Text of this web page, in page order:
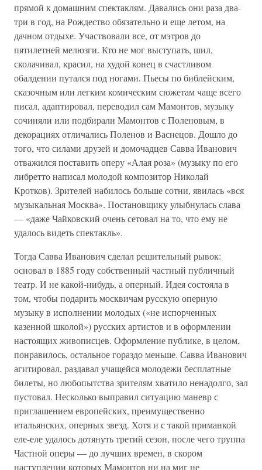
прямой к домашним спектаклям. Давались они раза два-
три в год, на Рождество обязательно и еще летом, на
дачном отдыхе. Участвовали все, от мэтров до
пятилетней мелюзги. Кто не мог выступать, шил,
сколачивал, красил, на худой конец в счастливом
обалдении путался под ногами. Пьесы по библейским,
сказочным или легким комическим сюжетам чаще всего
писал, адаптировал, переводил сам Мамонтов, музыку
сочиняли или подбирали Мамонтов с Поленовым, в
декорациях отличались Поленов и Васнецов. Дошло до
того, что силами друзей и домочадцев Савва Иванович
отважился поставить оперу «Алая роза» (музыку по его
либретто написал молодой композитор Николай
Кротков). Зрителей набилось больше сотни, явилась «вся
музыкальная Москва». Постановщику улыбнулась слава
— «даже Чайковский очень сетовал на то, что ему не
удалось видеть спектакль».
Тогда Савва Иванович сделал решительный рывок:
основал в 1885 году собственный частный публичный
театр. И не какой-нибудь, а оперный. Идея состояла в
том, чтобы подарить москвичам русскую оперную
музыку в исполнении молодых («не испорченных
казенной школой») русских артистов и в оформлении
настоящих живописцев. Оформление публике, в целом,
понравилось, остальное гораздо меньше. Савва Иванович
агитировал, раздавал учащейся молодежи бесплатные
билеты, но любопытства зрителям хватило ненадолго, зал
пустовал. Несколько выправил ситуацию маневр с
приглашением европейских, преимущественно
итальянских, оперных звезд. Хотя и с такой приманкой
еле-еле удалось дотянуть третий сезон, после чего труппа
Частной оперы — до лучших времен, в скором
наступлении которых Мамонтов ни на миг не